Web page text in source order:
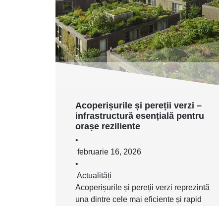
Acoperișurile și pereții verzi –
infrastructură esențială pentru
orașe reziliente
•
februarie 16, 2026
•
Actualități
Acoperișurile și pereții verzi reprezintă
una dintre cele mai eficiente și rapid